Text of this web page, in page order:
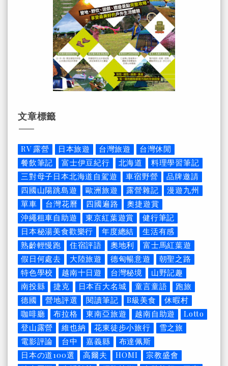
文章標籤
RV 露營 日本旅遊 台灣旅遊
台灣休閒
餐飲筆記
富士伊豆紀行 北海道
料理學習筆記
三對母子日本北海道自駕遊
車宿野營
品牌邀請
四國山陽跳島遊
歐洲旅遊 露營雜記
漫遊九州
單車
台灣花曆 四國遍路
奧捷遊賞
沖繩租車自助遊
東京紅葉遊賞
健行筆記
日本秘湯美食歡樂行
年度總結
生活有感
熟齡輕慢跑
住宿評語 奧地利
富士馬紅葉遊
假日何處去
大陸旅遊 德匈暢意遊
朝聖之路
特色學校
越南十日遊 台灣秘境
山野記趣
南投縣
捷克 日本百大名城 童言童語
跑旅
德國
營地評選 閱讀筆記 B級美食
休暇村
咖啡廳
布拉格 東南亞旅遊 越南自助遊
Lotto
登山露營
維也納 花東徒步小旅行
雪之旅
電影評論
台中 嘉義縣
布達佩斯
日本の道100選
高爾夫 HOMI
宗教盛會